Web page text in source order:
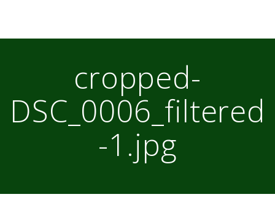
cropped-
DSC_0006_filtered
-1.jpg